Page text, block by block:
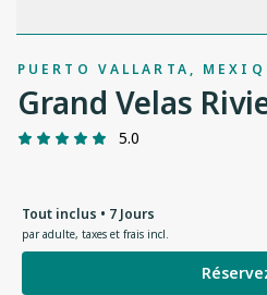
PUERTO VALLARTA,
Grand Velas
5.0
Tout inclus • 7 Jours
par adulte, taxes et frais incl.